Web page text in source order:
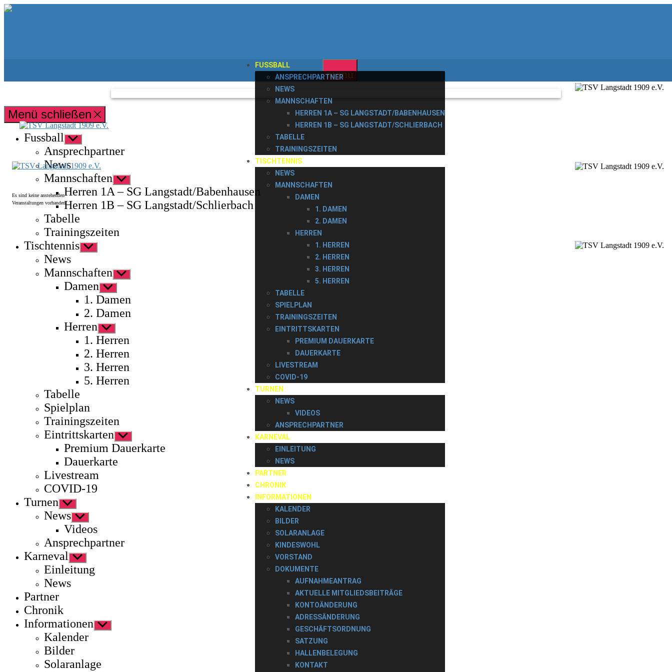
Zum
menu
FUSSBALL
ANSPRECHPARTNER
NEWS
MANNSCHAFTEN
HERREN 1A – SG LANGSTADT/BABENHAUSEN
HERREN 1B – SG LANGSTADT/SCHLIERBACH
TABELLE
TRAININGSZEITEN
TISCHTENNIS
NEWS
MANNSCHAFTEN
DAMEN
1. DAMEN
2. DAMEN
HERREN
1. HERREN
2. HERREN
3. HERREN
5. HERREN
TABELLE
SPIELPLAN
TRAININGSZEITEN
EINTRITTSKARTEN
PREMIUM DAUERKARTE
DAUERKARTE
LIVESTREAM
COVID-19
TURNEN
NEWS
VIDEOS
ANSPRECHPARTNER
KARNEVAL
EINLEITUNG
NEWS
PARTNER
CHRONIK
INFORMATIONEN
KALENDER
BILDER
SOLARANLAGE
KINDESWOHL
VORSTAND
DOKUMENTE
AUFNAHMEANTRAG
AKTUELLE MITGLIEDSBEITRÄGE
KONTOÄNDERUNG
ADRESSÄNDERUNG
GESCHÄFTSORDNUNG
SATZUNG
HALLENBELEGUNG
KONTAKT
Es sind keine anstehenden
Veranstaltungen vorhanden.
Menü schließen
Fussball
Untermenü
anzeigen
Ansprechpartner
News
Mannschaften Untermenü
anzeigen
Herren 1A – SG Langstadt/Babenhausen
Herren 1B – SG Langstadt/Schlierbach
Tabelle
Trainingszeiten
Tischtennis Untermenü
anzeigen
News
Mannschaften Untermenü
anzeigen
Damen Untermenü
anzeigen
1. Damen
2. Damen
Herren Untermenü
anzeigen
1. Herren
2. Herren
3. Herren
5. Herren
Tabelle
Spielplan
Trainingszeiten
Eintrittskarten Untermenü
anzeigen
Premium Dauerkarte
Dauerkarte
Livestream
COVID-19
Turnen Untermenü
anzeigen
News Untermenü
anzeigen
Videos
Ansprechpartner
Karneval
Untermenü
anzeigen
Einleitung
News
Partner
Chronik
Informationen Untermenü
anzeigen
Kalender
Bilder
Solaranlage